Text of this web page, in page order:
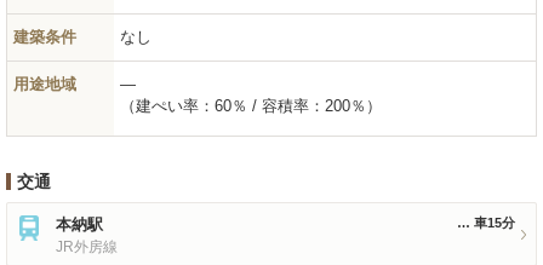
建築条件 なし
用途地域
―
（建ぺい率：60％ / 容積率：200％）
交通
本納駅
JR外房線
車15分